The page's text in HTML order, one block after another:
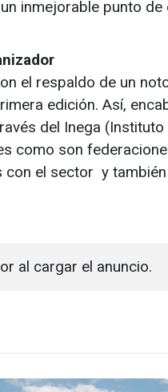
inmejorable punto
el respaldo de un
edición. Así,
del Inega
como son
el sector y
al cargar el anuncio.